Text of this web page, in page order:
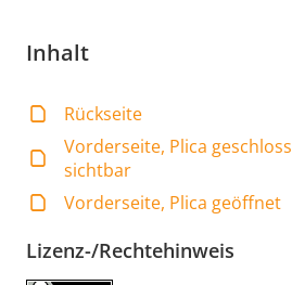
Inhalt
Rückseite
Vorderseite, Plica
sichtbar
Vorderseite, Plica geöffnet
Lizenz-/Rechtehinweis